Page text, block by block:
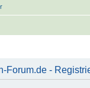
Forum.de -